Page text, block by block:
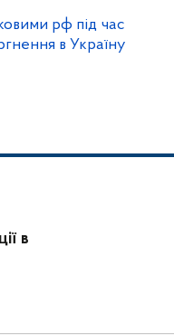
рф під час
в Україну
в